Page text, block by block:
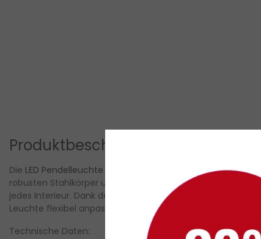
Produktbeschreibung
Die LED Pendelleuchte
ist ein
robusten Stahlkörper und der eleganten schwarzen
jedes Interieur. Dank des textilummantelten Kabels und
Leuchte flexibel anpassen.
Technische Daten: